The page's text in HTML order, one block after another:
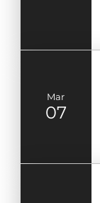
Mar
07